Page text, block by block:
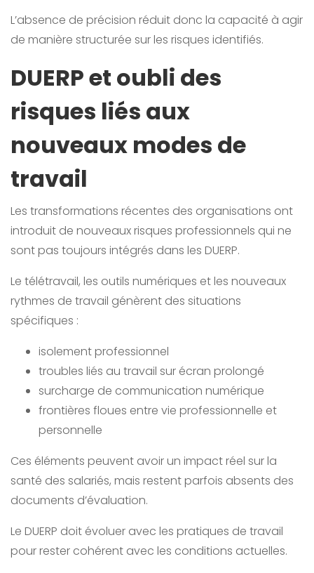
L’absence de précision réduit donc la capacité à agir
de manière structurée sur les risques identifiés.
DUERP et oubli des
risques liés aux
nouveaux modes de
travail
Les transformations récentes des organisations ont
introduit de nouveaux risques professionnels qui ne
sont pas toujours intégrés dans les DUERP.
Le télétravail, les outils numériques et les nouveaux
rythmes de travail génèrent des situations
spécifiques :
isolement professionnel
troubles liés au travail sur écran prolongé
surcharge de communication numérique
frontières floues entre vie professionnelle et
personnelle
Ces éléments peuvent avoir un impact réel sur la
santé des salariés, mais restent parfois absents des
documents d’évaluation.
Le DUERP doit évoluer avec les pratiques de travail
pour rester cohérent avec les conditions actuelles.